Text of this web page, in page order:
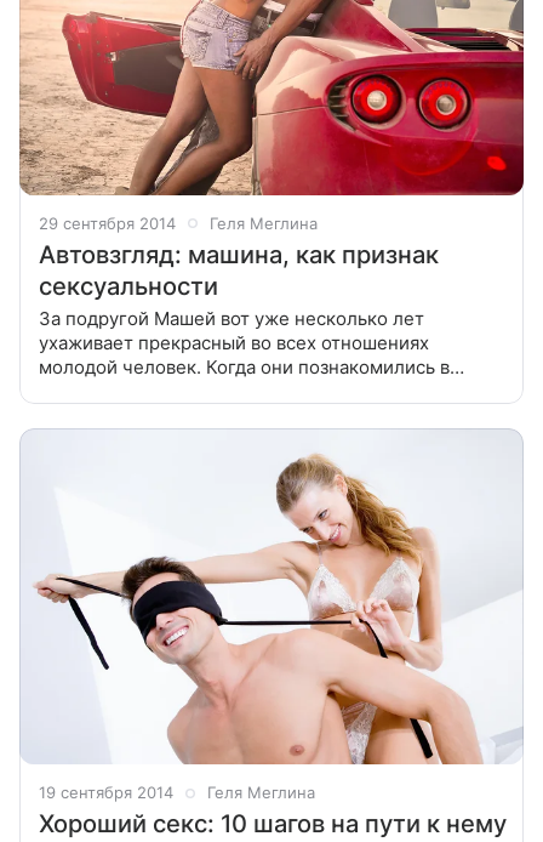
29 сентября 2014 Геля Меглина
Автовзгляд: машина, как признак
сексуальности
За подругой Машей вот уже несколько лет
ухаживает прекрасный во всех отношениях
молодой человек. Когда они познакомились в
19 сентября 2014 Геля Меглина
Хороший секс: 10 шагов на пути к нему